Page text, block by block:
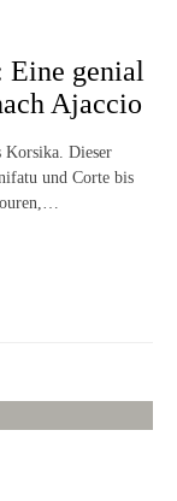
Eine genial
Ajaccio
Korsika. Dieser
und Corte bis